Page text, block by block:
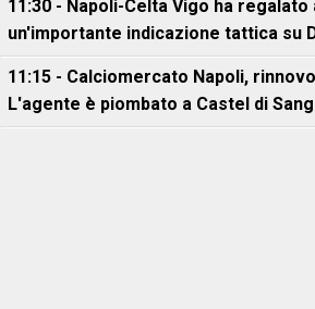
11:30 - Napoli-Celta Vigo ha regalato
un'importante indicazione tattica su
11:15 - Calciomercato Napoli,
L'agente è piombato a Castel di